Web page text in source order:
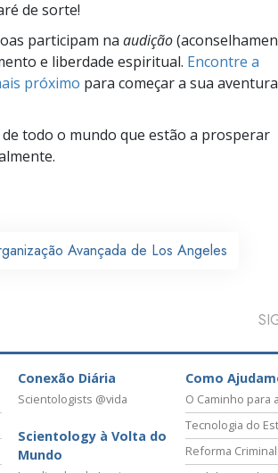
de sorte!
participam na audição
e liberdade espiritual. Encontre a
próximo para começar a sua aventura
todo o mundo que estão a prosperar
Avançada de Los Angeles
Conexão Diária
Scientologists @vida
Scientology à Volta do
Mundo
Como
O Caminho para
Tecnologia do
Reforma Criminal